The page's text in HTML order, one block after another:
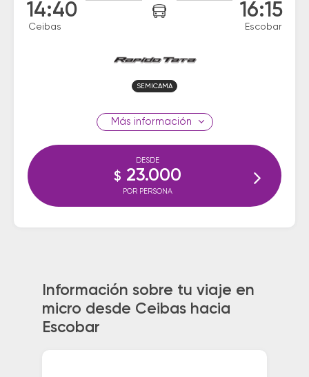
14:40
Ceibas
16:15
Escobar
SEMICAMA
información
DESDE
$ 23.000
POR PERSONA
Información sobre tu viaje en
micro desde Ceibas hacia
Escobar